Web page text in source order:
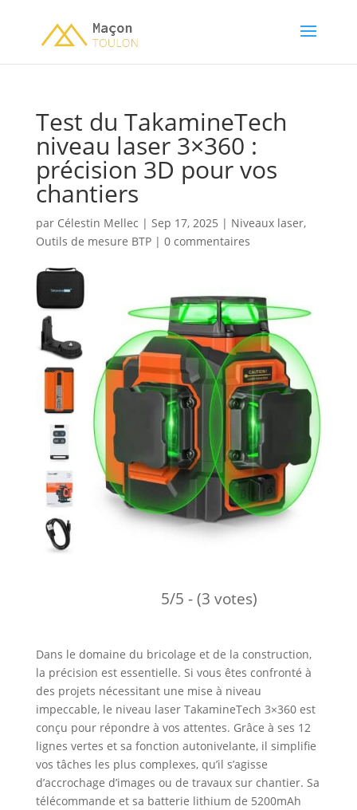
Test du TakamineTech
niveau laser 3×360 :
précision 3D pour vos
chantiers
par Célestin Mellec | Sep 17, 2025 | Niveaux laser,
Outils de mesure BTP| 0 commentaires
5/5 - (3 votes)
Dans le domaine du bricolage et de la construction,
la précision est essentielle. Si vous êtes confronté à
des projets nécessitant une mise à niveau
impeccable, le niveau laser TakamineTech 3×360 est
conçu pour répondre à vos attentes. Grâce à ses 12
lignes vertes et sa fonction autonivelante, il simplifie
vos tâches les plus complexes, qu’il s’agisse
d’accrochage d’images ou de travaux sur chantier. Sa
télécommande et sa batterie lithium de 5200mAh